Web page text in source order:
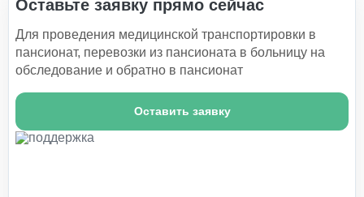
Оставьте заявку прямо сейчас
Для проведения медицинской транспортировки в
пансионат, перевозки из пансионата в больницу на
обследование и обратно в пансионат
Оставить заявку